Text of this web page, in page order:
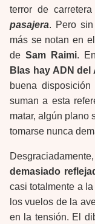
terror de
pasajera. Pero
más se notan en
de Sam Raimi.
Blas hay ADN del
buena
suman a esta
matar, algún plano
tomarse nunca
Desgraciadamente,
demasiado
casi totalmente a
los vuelos de la
en la tensión. El